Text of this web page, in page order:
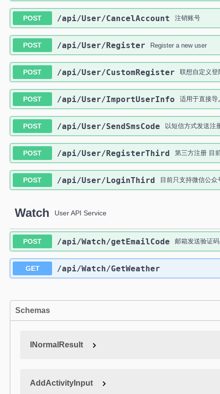
POST ​/api​/User​/CancelAccount 注销账号
POST ​/api​/User​/Register Register a new user
POST ​/api​/User​/CustomRegister 联想自定义登
POST ​/api​/User​/ImportUserInfo 适用于直接导
POST ​/api​/User​/SendSmsCode 以短信方式发送注
POST ​/api​/User​/RegisterThird 第三方注册 目
POST ​/api​/User​/LoginThird 目前只支持微信公众
Watch User API Service
POST ​/api​/Watch​/getEmailCode 邮箱发送验证码
GET ​/api​/Watch​/GetWeather
Schemas
INormalResult
AddActivityInput